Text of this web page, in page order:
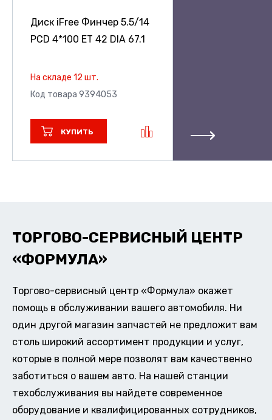
Диск iFree Финчер 5.5/14
PCD 4*100 ET 42 DIA 67.1
На складе 12 шт.
Код товара 9394053
КУПИТЬ
ТОРГОВО-СЕРВИСНЫЙ ЦЕНТР
«ФОРМУЛА»
Торгово-сервисный центр «Формула» окажет
помощь в обслуживании вашего автомобиля. Ни
один другой магазин запчастей не предложит вам
столь широкий ассортимент продукции и услуг,
которые в полной мере позволят вам качественно
заботиться о вашем авто. На нашей станции
техобслуживания вы найдете современное
оборудование и квалифицированных сотрудников,